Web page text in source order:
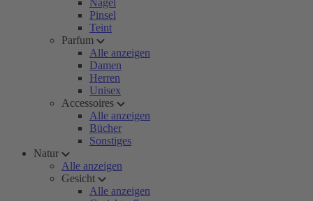
Nägel
Pinsel
Teint
Parfum
Alle anzeigen
Damen
Herren
Unisex
Accessoires
Alle anzeigen
Bücher
Sonstiges
Natur
Alle anzeigen
Gesicht
Alle anzeigen